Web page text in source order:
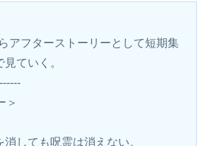
アフターストーリーとして短期集
ていく。
＞
しても呪霊は消えない。